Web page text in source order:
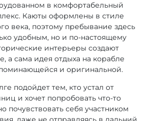
в комфортабельный
Каюты оформлены в стиле
века, поэтому пребывание здесь
удобным, но и по-настоящему
интерьеры создают
а сама идея отдыха на корабле
и оригинальной.
подойдет тем, кто устал от
и хочет попробовать что-то
почувствовать себя участником